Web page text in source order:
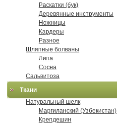
Раскатки (бук)
Деревянные инструменты
Ножницы
Кардеры
Разное
Шляпные болваны
Липа
Сосна
Сальвитоза
Ткани
Натуральный шелк
Маргиланский (Узбекистан)
Крепдешин